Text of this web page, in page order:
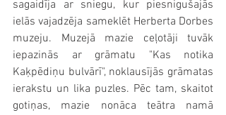
sagaidīja ar sniegu, kur piesnigušajās
ielās vajadzēja sameklēt Herberta Dorbes
muzeju. Muzejā mazie ceļotāji tuvāk
iepazinās ar grāmatu "Kas notika
Kaķpēdiņu bulvārī", noklausījās grāmatas
ierakstu un lika puzles. Pēc tam, skaitot
gotiņas, mazie nonāca teātra namā